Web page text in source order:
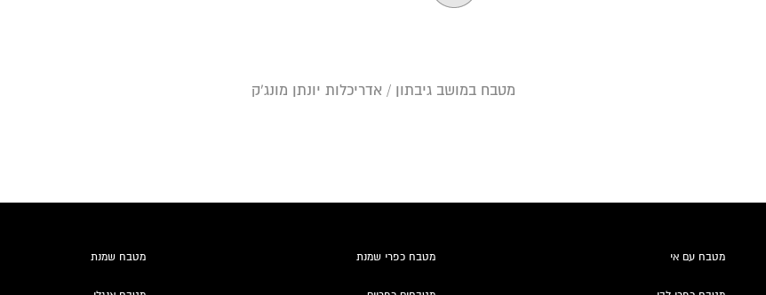
מטבח במושב גיבתון / אדריכלות יונתן מונג'ק
מטבח שמנת מטבח כפרי שמנת מטבח עם אי